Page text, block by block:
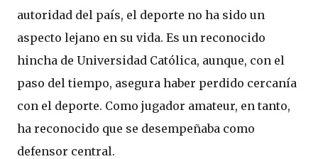
autoridad del país, el deporte no ha sido un
aspecto lejano en su vida. Es un reconocido
hincha de Universidad Católica, aunque, con el
paso del tiempo, asegura haber perdido cercanía
con el deporte. Como jugador amateur, en tanto,
ha reconocido que se desempeñaba como
defensor central.